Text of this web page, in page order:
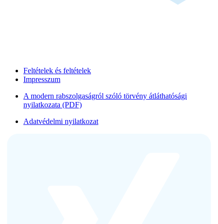
Feltételek és feltételek
Impresszum
A modern rabszolgaságról szóló törvény átláthatósági
nyilatkozata (PDF)
Adatvédelmi nyilatkozat